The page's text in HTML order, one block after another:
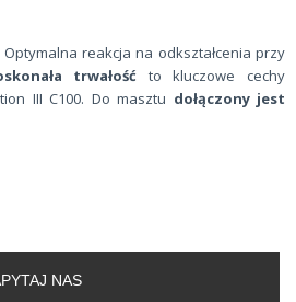
Optymalna reakcja na odkształcenia przy
trwałość to kluczowe cechy
III C100. Do masztu dołączony jest
NAS